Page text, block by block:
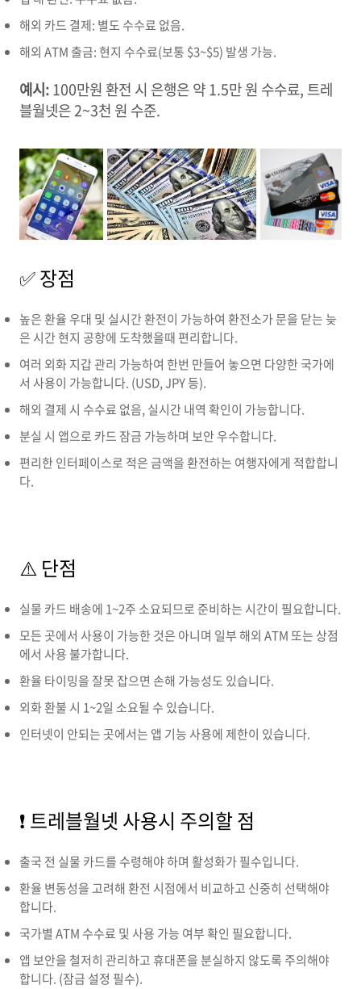
해외 카드 결제: 별도 수수료 없음.
해외 ATM 출금: 현지 수수료(보통 $3~$5) 발생 가능.
예시:100만원 환전 시 은행은 약 1.5만 원 수수료, 트레
블월넷은 2~3천 원 수준.
✅ 장점
높은 환율 우대 및 실시간 환전이 가능하여 환전소가 문을 닫는 늦
은 시간 현지 공항에 도착했을때 편리합니다.
여러 외화 지갑 관리 가능하여 한번 만들어 놓으면 다양한 국가에
서 사용이 가능합니다. (USD, JPY 등).
해외 결제 시 수수료 없음, 실시간 내역 확인이 가능합니다.
분실 시 앱으로 카드 잠금 가능하며 보안 우수합니다.
편리한 인터페이스로 적은 금액을 환전하는 여행자에게 적합합니
다.
⚠️ 단점
실물 카드 배송에 1~2주 소요되므로 준비하는 시간이 필요합니다.
모든 곳에서 사용이 가능한 것은 아니며 일부 해외 ATM 또는 상점
에서 사용 불가합니다.
환율 타이밍을 잘못 잡으면 손해 가능성도 있습니다.
외화 환불 시 1~2일 소요될 수 있습니다.
인터넷이 안되는 곳에서는 앱 기능 사용에 제한이 있습니다.
❗ 트레블월넷 사용시 주의할 점
출국 전 실물 카드를 수령해야 하며 활성화가 필수입니다.
환율 변동성을 고려해 환전 시점에서 비교하고 신중히 선택해야
합니다.
국가별 ATM 수수료 및 사용 가능 여부 확인 필요합니다.
앱 보안을 철저히 관리하고 휴대폰을 분실하지 않도록 주의해야
합니다. (잠금 설정 필수).